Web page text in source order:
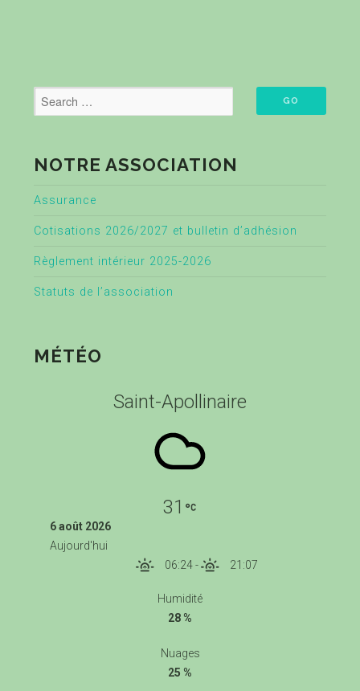
NOTRE ASSOCIATION
Assurance
Cotisations 2026/2027 et bulletin d’adhésion
Règlement intérieur 2025-2026
Statuts de l’association
MÉTÉO
Saint-Apollinaire
31
6 août 2026
Aujourd'hui
06:24- 21:07
Humidité
28 %
Nuages
25 %